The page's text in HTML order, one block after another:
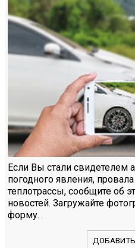
Если Вы стали свидетелем
погодного явления,
теплотрассы, сообщите об
новостей. Загружайте
форму.